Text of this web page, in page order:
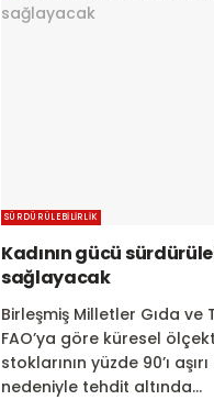
SÜRDÜRÜLEBILIRLIK
Kadının gücü
sağlayacak
Birleşmiş Milletler Gıda ve
FAO’ya göre küresel
stoklarının yüzde 90’ı
nedeniyle tehdit altında...